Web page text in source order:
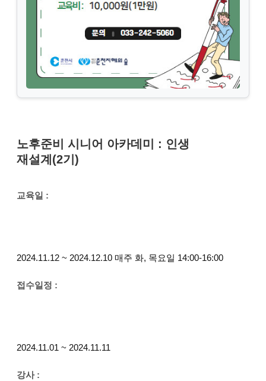
노후준비 시니어 아카데미 : 인생
재설계(2기)
교육일 :
2024.11.12 ~ 2024.12.10 매주 화, 목요일 14:00-16:00
접수일정 :
2024.11.01 ~ 2024.11.11
강사 :